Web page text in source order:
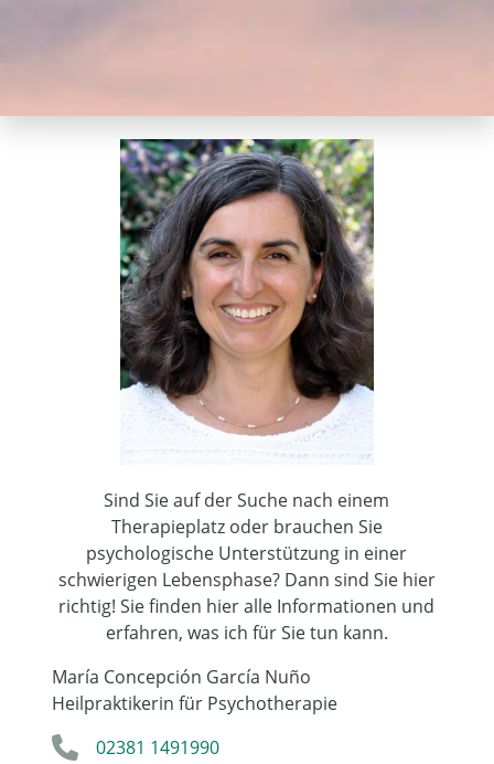
Sind Sie auf der Suche nach einem
Therapieplatz oder brauchen Sie
psychologische Unterstützung in einer
schwierigen Lebensphase? Dann sind Sie hier
richtig! Sie finden hier alle Informationen und
erfahren, was ich für Sie tun kann.
María Concepción García Nuño
Heilpraktikerin für Psychotherapie
02381 1491990